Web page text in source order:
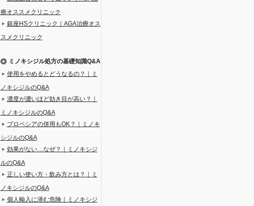
療オススメクリニック
銀座HSクリニック｜AGA治療オス
スメクリニック
ミノキシジル処方の基礎知識Q&A
使用をやめるとどうなるの？｜ミ
ノキシジルのQ&A
濃度が濃いほど効き目が高い？｜
ミノキシジルのQ&A
プロペシアの併用もOK？｜ミノキ
シジルのQ&A
効果がない…なぜ？｜ミノキシジ
ルのQ&A
正しい使い方・飲み方とは？｜ミ
ノキシジルのQ&A
個人輸入に潜む危険｜ミノキシジ